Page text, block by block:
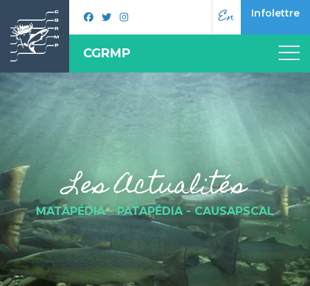
En Infolettre
CGRMP
Les Actualités
MATAPÉDIA - PATAPÉDIA - CAUSAPSCAL